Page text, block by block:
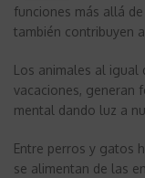
funciones más allá
también contribuyen
Los animales al igual
vacaciones, generan
mental dando luz a
Entre perros y gatos
se alimentan de las